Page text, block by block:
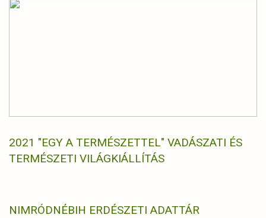
2021 "EGY A TERMÉSZETTEL" VADÁSZATI ÉS
TERMÉSZETI VILÁGKIÁLLÍTÁS
NIMRÓDNÉBIH ERDÉSZETI ADATTÁR